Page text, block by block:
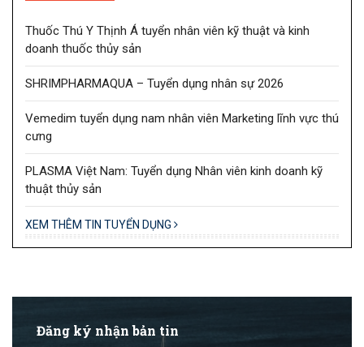
Thuốc Thú Y Thịnh Á tuyển nhân viên kỹ thuật và kinh
doanh thuốc thủy sản
SHRIMPHARMAQUA – Tuyển dụng nhân sự 2026
Vemedim tuyển dụng nam nhân viên Marketing lĩnh vực thú
cưng
PLASMA Việt Nam: Tuyển dụng Nhân viên kinh doanh kỹ
thuật thủy sản
XEM THÊM TIN TUYỂN DỤNG
Đăng ký nhận bản tin